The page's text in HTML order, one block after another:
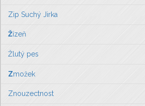
Zip Suchý Jirka
Žízeň
Žlutý pes
Zmožek
Znouzectnost